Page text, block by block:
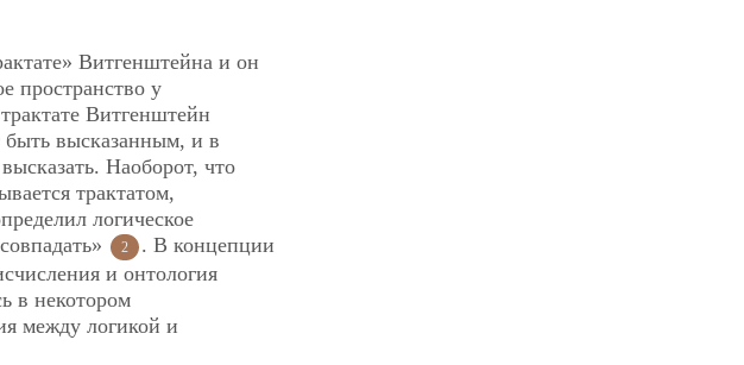
Витгенштейна и он
пространство у
Витгенштейн
быть высказанным, и в
Наоборот, что
трактатом,
логическое
2
. В концепции
и онтология
в некотором
между логикой и